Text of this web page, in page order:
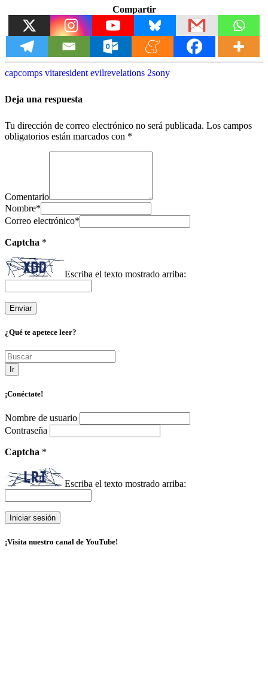
Compartir
capcomps vitaresident evilrevelations 2sony
Deja una respuesta
Tu dirección de correo electrónico no será publicada. Los campos
obligatorios están marcados con *
Comentario
Nombre*
Correo electrónico*
Captcha *
Escriba el texto mostrado arriba:
¿Qué te apetece leer?
Ir
¡Conéctate!
Nombre de usuario
Contraseña
Captcha *
Escriba el texto mostrado arriba:
¡Visita nuestro canal de YouTube!